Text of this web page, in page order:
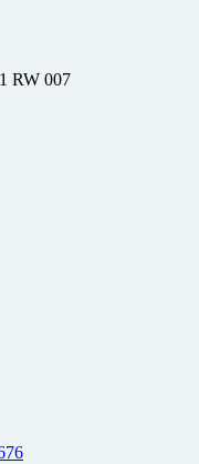
RW 007